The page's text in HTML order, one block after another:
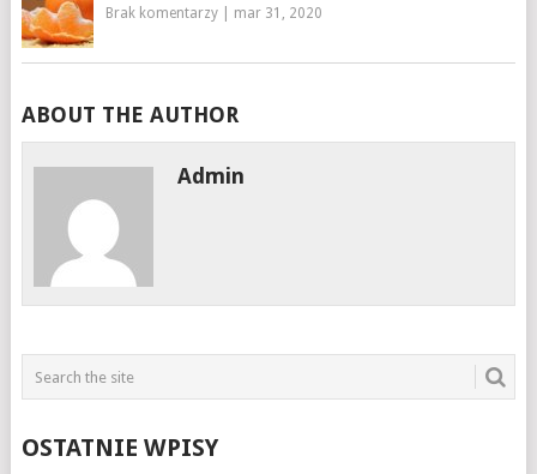
Brak komentarzy| mar 31, 2020
ABOUT THE AUTHOR
Admin
OSTATNIE WPISY